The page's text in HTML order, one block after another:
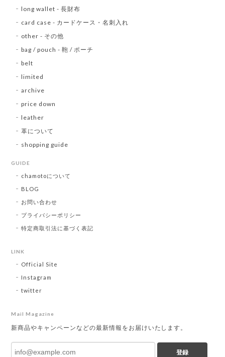
long wallet - 長財布
card case - カードケース・名刺入れ
other - その他
bag / pouch - 鞄 / ポーチ
belt
limited
archive
price down
leather
革について
shopping guide
GUIDE
chamotoについて
BLOG
お問い合わせ
プライバシーポリシー
特定商取引法に基づく表記
LINK
Official Site
Instagram
twitter
Mail Magazine
新商品やキャンペーンなどの最新情報をお届けいたします。
登録